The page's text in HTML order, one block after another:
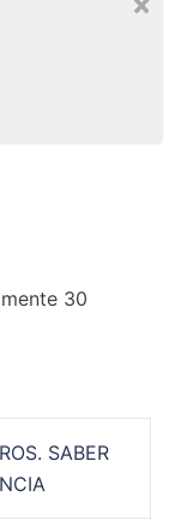
30
SABER